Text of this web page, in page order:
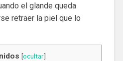
el glande queda
retraer la piel que lo
[ocultar]